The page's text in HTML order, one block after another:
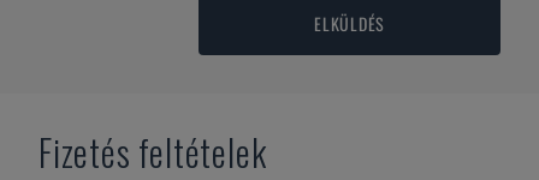
ELKÜLDÉS
Fizetés feltételek